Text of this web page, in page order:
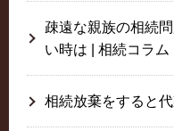
疎遠な親族の相続
い時は | 相続コラム
相続放棄をすると